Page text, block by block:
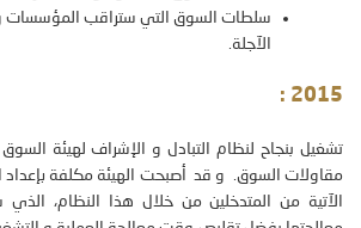
سلطات السوق التي ستراقب المؤسسات
الآجلة.
2015
:
تشغيل بنجاح لنظام التبادل و الإشراف لهيئة
مقاولات السوق. و قد أصبحت الهيئة مكلفة بإعداد
الآتية من المتدخلين من خلال هذا النظام،